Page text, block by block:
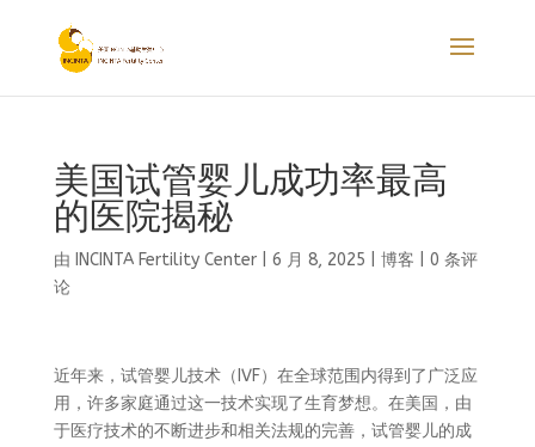
美国试管婴儿成功率最高
的医院揭秘
由 INCINTA Fertility Center| 6 月 8, 2025 博客
0 条评
论
近年来，试管婴儿技术（IVF）在全球范围内得到了广泛应
用，许多家庭通过这一技术实现了生育梦想。在美国，由
于医疗技术的不断进步和相关法规的完善，试管婴儿的成